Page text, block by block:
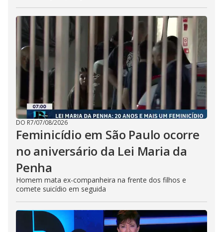
DO R7/07/08/2026
Feminicídio em São Paulo ocorre
no aniversário da Lei Maria da
Penha
Homem mata ex-companheira na frente dos filhos e
comete suicídio em seguida